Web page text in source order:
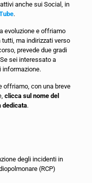
anche sui Social, in
.
evoluzione e offriamo
ma indirizzati verso
prevede due gradi
sei interessato a
informazione.
offriamo, con una breve
clicca sul nome del
dedicata.
degli incidenti in
(RCP)